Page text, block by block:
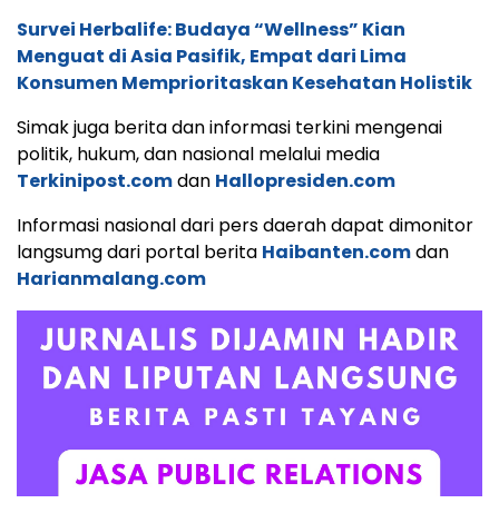
Survei Herbalife: Budaya “Wellness” Kian
Menguat di Asia Pasifik, Empat dari Lima
Konsumen Memprioritaskan Kesehatan Holistik
Simak juga berita dan informasi terkini mengenai
politik, hukum, dan nasional melalui media
Terkinipost.comdan Hallopresiden.com
Informasi nasional dari pers daerah dapat dimonitor
langsumg dari portal berita Haibanten.comdan
Harianmalang.com